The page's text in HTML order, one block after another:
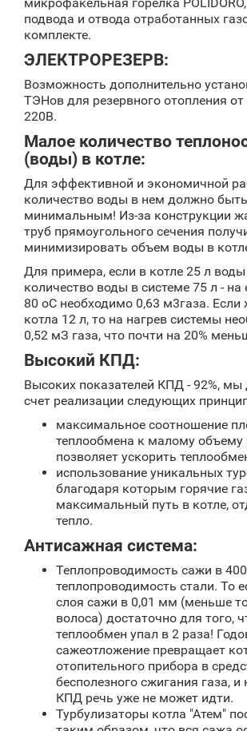
подвода и отвода отработанных
комплекте.
ЭЛЕКТРОРЕЗЕРВ:
Возможность дополнительно
ТЭНов для резервного отопления от
220В.
Малое количество
(воды) в котле:
Для эффективной и экономичной
количество воды в нем должно быть
минимальным! Из-за конструкции
труб прямоугольного сечения
минимизировать объем воды в
Для примера, если в котле 25 л
количество воды в системе 75 л - на
80 oС необходимо 0,63 м3газа. Если
котла 12 л, то на нагрев системы
0,52 мЗ газа, что почти на 20%
Высокий КПД:
Высоких показателей КПД - 92%, мы
счет реализации следующих
максимальное соотношение
теплообмена к малому объему
позволяет ускорить
использование уникальных
благодаря которым горячие
максимальный путь в котле,
тепло.
Антисажная система:
Теплопроводимость сажи в
теплопроводимость стали. То
слоя сажи в 0,01 мм (меньше
волоса) достаточно для того,
теплообмен упал в 2 раза!
сажеотложение превращает
отопительного прибора в
бесполезного сжигания газа, и
КПД речь уже не может идти.
Турбулизаторы котла "Атем"